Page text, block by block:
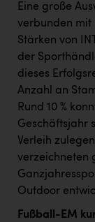
Eine große
verbunden mit
Stärken von
der
dieses
Anzahl an
Rund 10 %
Geschäftsjahr
Verleih
verzeichneten
Outdoor
Fußball-EM